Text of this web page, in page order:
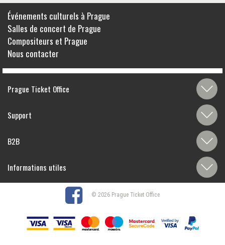
Événements culturels à Prague
Salles de concert de Prague
Compositeurs et Prague
Nous contacter
Prague Ticket Office
Support
B2B
Informations utiles
© 2026 Prague Ticket Office